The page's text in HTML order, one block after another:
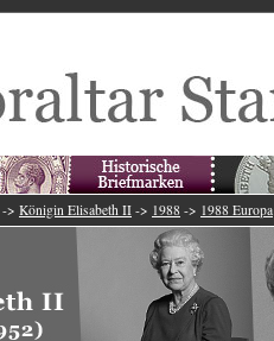
-> Königin Elisabeth II -> 1988 -> 1988 Europa